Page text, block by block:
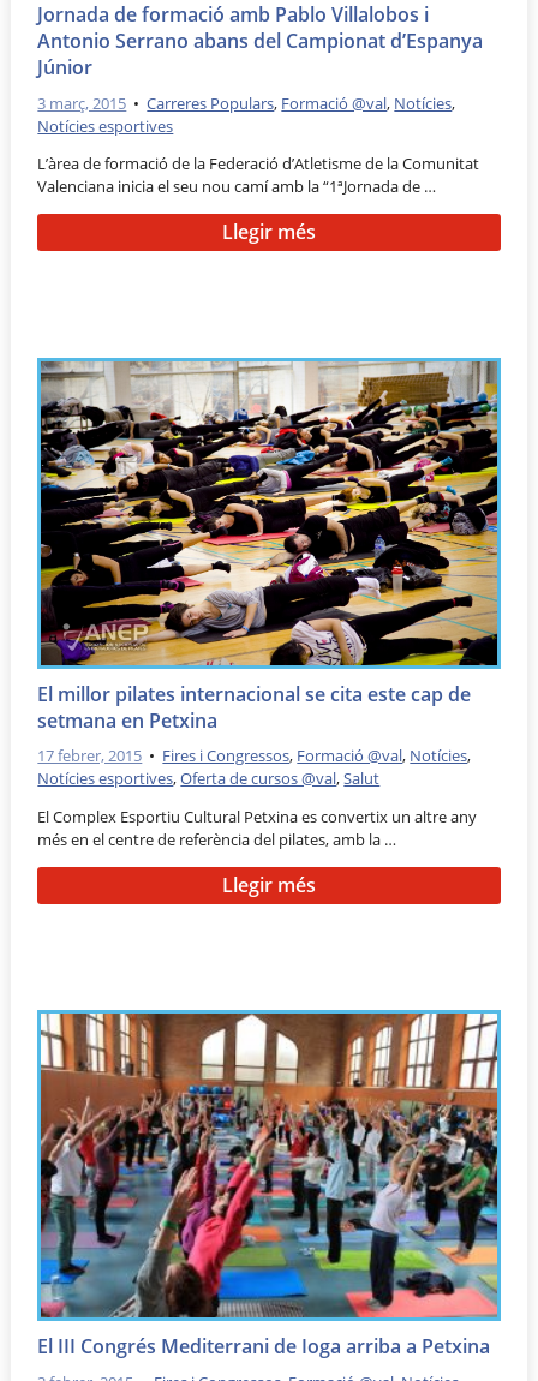
Jornada de formació amb Pablo Villalobos i
Antonio Serrano abans del Campionat d’Espanya
Júnior
3 març, 2015 •Carreres Populars, Formació @val, Notícies,
Notícies esportives
L’àrea de formació de la Federació d’Atletisme de la Comunitat
Valenciana inicia el seu nou camí amb la “1ªJornada de …
Llegir més
El millor pilates internacional se cita este cap de
setmana en Petxina
17 febrer, 2015 • Fires i Congressos, Formació @val, Notícies,
Notícies esportives,Oferta de cursos @val,Salut
El Complex Esportiu Cultural Petxina es convertix un altre any
més en el centre de referència del pilates, amb la …
Llegir més
El III Congrés Mediterrani de Ioga arriba a Petxina